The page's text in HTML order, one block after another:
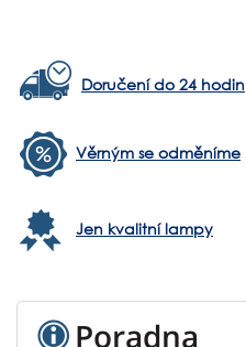
Doručení do 24 hodin
Věrným se odměníme
Jen kvalitní lampy
Poradna